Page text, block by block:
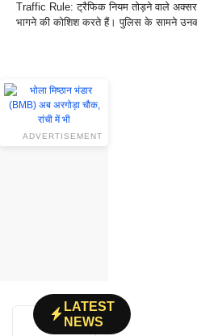
Traffic Rule: ट्रैफिक नियम तोड़ने वाले
भागने की कोशिश करते हैं। पुलिस के सामने
ADVERTISEMENT
LATEST
NEWS